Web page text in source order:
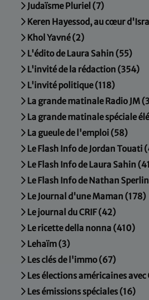
Judaïsme Pluriel (7)
Keren Hayessod, au cœur
Khol Yavné (2)
L'édito de Laura Sahin (55)
L'invité de la rédaction (354)
L'invité politique (118)
La grande matinale Radio JM
La grande matinale spéciale éléctions
La gueule de l'emploi (58)
Le Flash Info de Jordan Touati
Le Flash Info de Laura Sahin
Le Flash Info de Nathan
Le Journal d'une Maman (178)
Le journal du CRIF (42)
Le ricette della nonna (410)
Lehaïm (3)
Les clés de l'immo (67)
Les élections américaines avec Olivier
Les émissions spéciales (16)